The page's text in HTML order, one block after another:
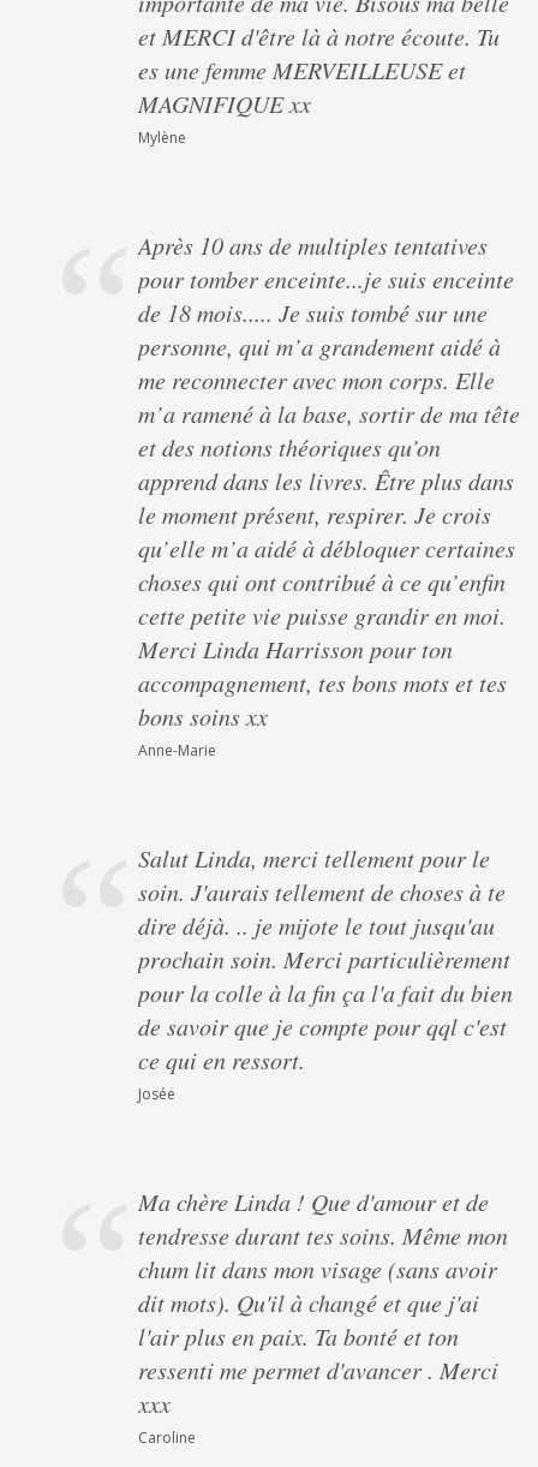
et MERCI d'être là à notre écoute. Tu
es une femme MERVEILLEUSE et
MAGNIFIQUE xx
Mylène
Après 10 ans de multiples tentatives
pour tomber enceinte...je suis enceinte
de 18 mois..... Je suis tombé sur une
personne, qui m’a grandement aidé à
me reconnecter avec mon corps. Elle
m’a ramené à la base, sortir de ma tête
et des notions théoriques qu’on
apprend dans les livres. Être plus dans
le moment présent, respirer. Je crois
qu’elle m’a aidé à débloquer certaines
choses qui ont contribué à ce qu’enfin
cette petite vie puisse grandir en moi.
Merci Linda Harrisson pour ton
accompagnement, tes bons mots et tes
bons soins xx
Anne-Marie
Salut Linda, merci tellement pour le
soin. J'aurais tellement de choses à te
dire déjà. .. je mijote le tout jusqu'au
prochain soin. Merci particulièrement
pour la colle à la fin ça l'a fait du bien
de savoir que je compte pour qql c'est
ce qui en ressort.
Josée
Ma chère Linda ! Que d'amour et de
tendresse durant tes soins. Même mon
chum lit dans mon visage (sans avoir
dit mots). Qu'il à changé et que j'ai
l'air plus en paix. Ta bonté et ton
ressenti me permet d'avancer . Merci
xxx
Caroline